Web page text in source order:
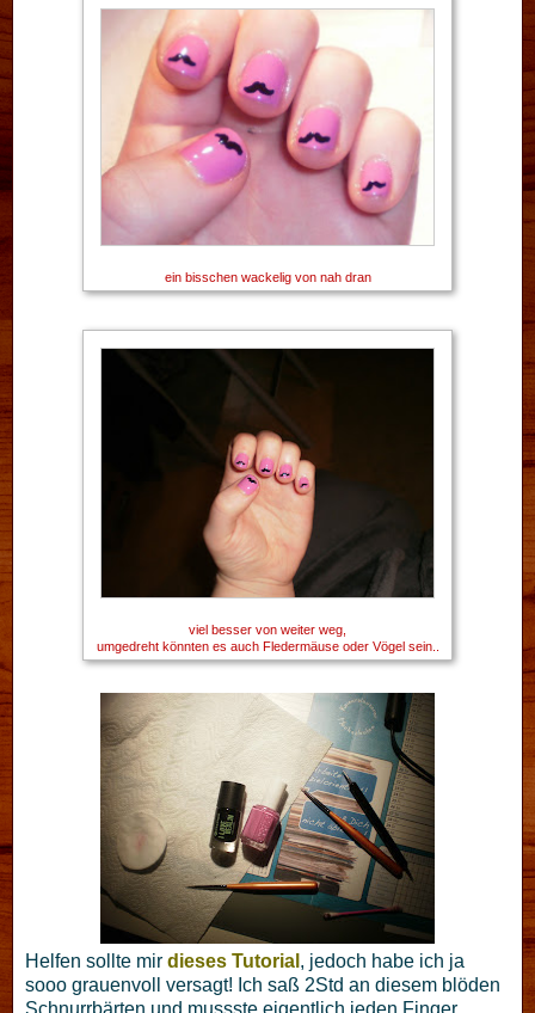
ein bisschen wackelig von nah dran
viel besser von weiter weg,
umgedreht könnten es auch Fledermäuse oder Vögel sein..
Helfen sollte mir dieses Tutorial , jedoch habe ich ja
sooo grauenvoll versagt! Ich saß 2Std an diesem blöden
Schnurrbärten und mussste eigentlich jeden Finger